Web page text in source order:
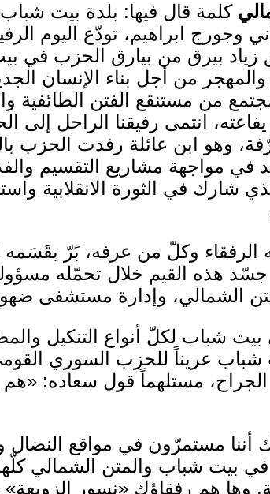
كلمة قال فيها: بلدة بيت شباب
وجورج ابراهيم، تودّع اليوم
زياد بيرق من بيارق الحزب في
من أجل بناء الإنسان
من مستنقع الفتن الطائفية
انتمى رفيقنا الراحل
وهو ابن عائلة رفدت الحزب
في مواجهة مشاريع التقسيم
شارك في الثورة الانقلابية
الرفقاء وكلّ من عرفه، بَرّ
جسّد هذه القيم خلال تحمّله
الشمالي، وإدارة مستشفى
شباب لكلّ أنواع التنكيل
شباب عريناً للحزب السوري
مستلهماً قول سعاده: «هم
أننا مستمرّون في مواقع النضال
بيت شباب والمتن الشمالي
وها هم رفقاؤك «نسور